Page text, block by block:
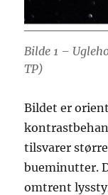
Bilde 1 –
TP)
Bildet er
tilsvarer
bueminutter.
omtrent